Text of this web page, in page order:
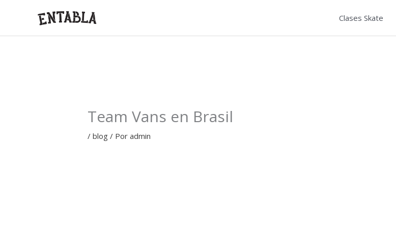
contenido
Clases Skate
Team Vans en Brasil
/blog / Poradmin